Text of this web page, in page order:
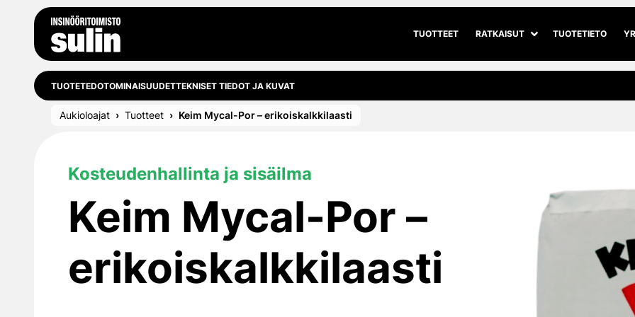
Siirry sisältöön
TUOTTEET RATKAISUT
Avaa alivalikko
Sulje alivalikko
TUOTETIETO
TUOTETEDOTOMINAISUUDETTEKNISET TIEDOT JA KUVAT
Aukioloajat Tuotteet Keim Mycal-Por – erikoiskalkki­laasti
Kosteudenhallinta ja sisäilma
Keim Mycal-Por –
erikoiskalkki­laasti